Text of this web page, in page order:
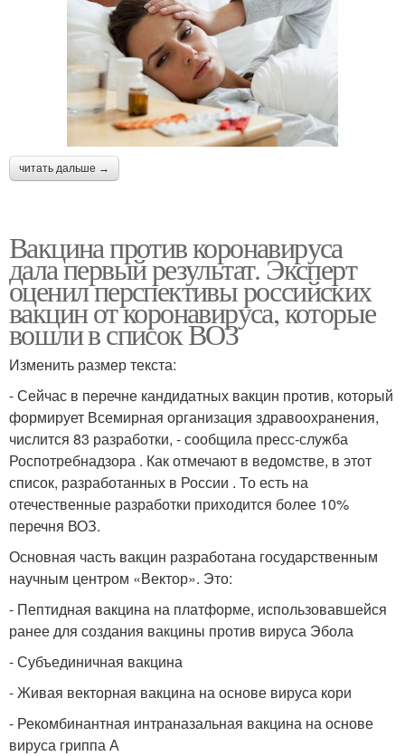
читать дальше →
Вакцина против коронавируса
дала первый результат. Эксперт
оценил перспективы российских
вакцин от коронавируса, которые
вошли в список ВОЗ
Изменить размер текста:
- Сейчас в перечне кандидатных вакцин против, который
формирует Всемирная организация здравоохранения,
числится 83 разработки, - сообщила пресс-служба
Роспотребнадзора . Как отмечают в ведомстве, в этот
список, разработанных в России . То есть на
отечественные разработки приходится более 10%
перечня ВОЗ.
Основная часть вакцин разработана государственным
научным центром «Вектор». Это:
- Пептидная вакцина на платформе, использовавшейся
ранее для создания вакцины против вируса Эбола
- Субъединичная вакцина
- Живая векторная вакцина на основе вируса кори
- Рекомбинантная интраназальная вакцина на основе
вируса гриппа А